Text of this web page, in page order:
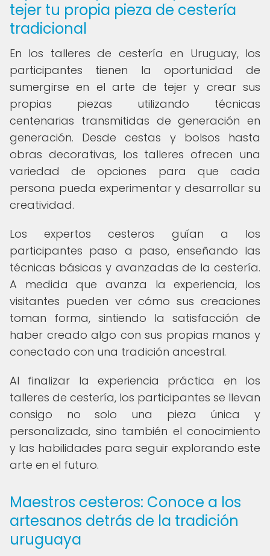
tejer tu propia pieza de cestería
tradicional
En los talleres de cestería en Uruguay, los
participantes tienen la oportunidad de
sumergirse en el arte de tejer y crear sus
propias piezas utilizando técnicas
centenarias transmitidas de generación en
generación. Desde cestas y bolsos hasta
obras decorativas, los talleres ofrecen una
variedad de opciones para que cada
persona pueda experimentar y desarrollar su
creatividad.
Los expertos cesteros guían a los
participantes paso a paso, enseñando las
técnicas básicas y avanzadas de la cestería.
A medida que avanza la experiencia, los
visitantes pueden ver cómo sus creaciones
toman forma, sintiendo la satisfacción de
haber creado algo con sus propias manos y
conectado con una tradición ancestral.
Al finalizar la experiencia práctica en los
talleres de cestería, los participantes se llevan
consigo no solo una pieza única y
personalizada, sino también el conocimiento
y las habilidades para seguir explorando este
arte en el futuro.
Maestros cesteros: Conoce a los
artesanos detrás de la tradición
uruguaya